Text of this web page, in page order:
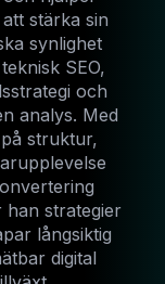
stärka sin
synlighet
SEO,
och
analys. Med
struktur,
han strategier
långsiktig
digital